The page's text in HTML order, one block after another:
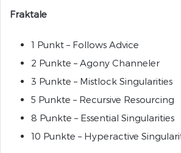
Fraktale
1 Punkt – Follows Advice
2 Punkte – Agony Channeler
3 Punkte – Mistlock Singularities
5 Punkte – Recursive Resourcing
8 Punkte – Essential Singularities
10 Punkte – Hyperactive